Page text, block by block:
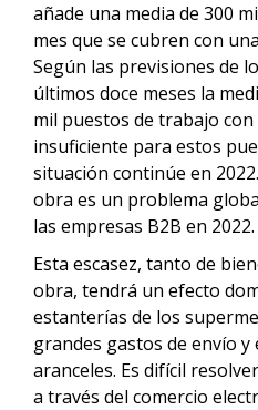
añade una media de 300
mes que se cubren con
Según las previsiones de
últimos doce meses la
mil puestos de trabajo con
insuficiente para estos
situación continúe en
obra es un problema
las empresas B2B en 2022.
Esta escasez, tanto de
obra, tendrá un efecto
estanterías de los
grandes gastos de envío y
aranceles. Es difícil
a través del comercio